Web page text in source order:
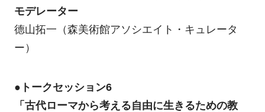
モデレーター
德山拓一（森美術館アソシエイト・キュレータ
ー）
●トークセッション6
「古代ローマから考える自由に生きるための教